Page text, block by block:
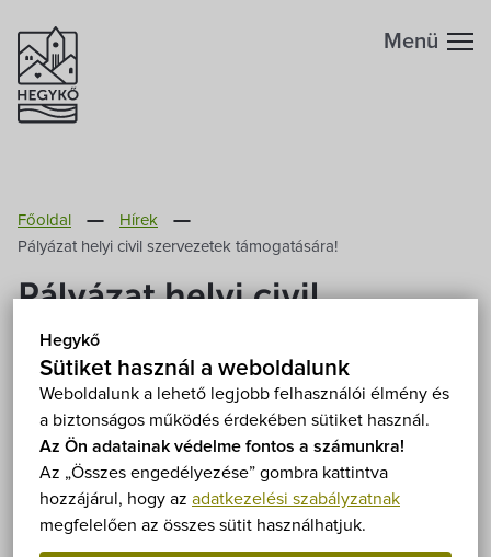
Hegykő
Sütiket használ a weboldalunk
Weboldalunk a lehető legjobb felhasználói élmény és
a biztonságos működés érdekében sütiket használ.
Az Ön adatainak védelme fontos a számunkra!
Az „Összes engedélyezése” gombra kattintva
hozzájárul, hogy az adatkezelési szabályzatnak
megfelelően az összes sütit használhatjuk.
Megközelítés
Fontos telefonszámok
Földrajzi adottság
Éghajlat
Hegykő történelme
Szabadidő
Éttermek
Programok
Önkormányzat
Hírek
Menü
Főoldal
Hírek
Pályázat helyi civil szervezetek támogatására!
Pályázat helyi civil
szervezetek támogatására!
2013. Március 30.
Önkormányzatunk képviselő-testülete az idei évtől
módosuló pályázati eljárási rendben támogatja a
településen működő civil szervezeteket
(egyesületeket, alapítványokat, jogi szervezettel nem